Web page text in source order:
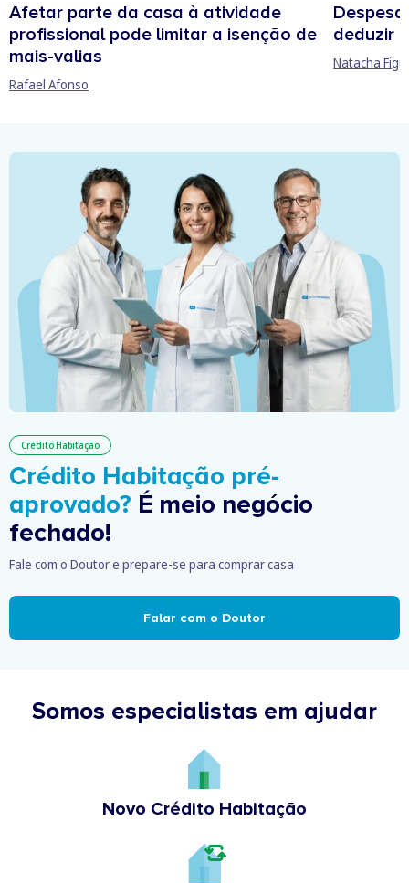
Afetar parte da casa à atividade
profissional pode limitar a isenção de
mais-valias
Rafael Afonso
deduzir
Natacha
Crédito Habitação
Crédito Habitação pré-
aprovado? É meio negócio
fechado!
Fale com o Doutor e prepare-se para comprar casa
Falar com o Doutor
Somos especialistas em ajudar
Novo Crédito Habitação